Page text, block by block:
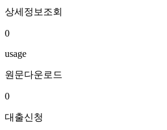
상세정보조회
0
usage
원문다운로드
0
대출신청